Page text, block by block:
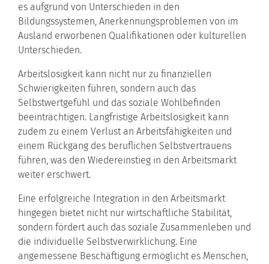
es aufgrund von Unterschieden in den
Bildungssystemen, Anerkennungsproblemen von im
Ausland erworbenen Qualifikationen oder kulturellen
Unterschieden.
Arbeitslosigkeit kann nicht nur zu finanziellen
Schwierigkeiten führen, sondern auch das
Selbstwertgefühl und das soziale Wohlbefinden
beeinträchtigen. Langfristige Arbeitslosigkeit kann
zudem zu einem Verlust an Arbeitsfähigkeiten und
einem Rückgang des beruflichen Selbstvertrauens
führen, was den Wiedereinstieg in den Arbeitsmarkt
weiter erschwert.
Eine erfolgreiche Integration in den Arbeitsmarkt
hingegen bietet nicht nur wirtschaftliche Stabilität,
sondern fördert auch das soziale Zusammenleben und
die individuelle Selbstverwirklichung. Eine
angemessene Beschäftigung ermöglicht es Menschen,